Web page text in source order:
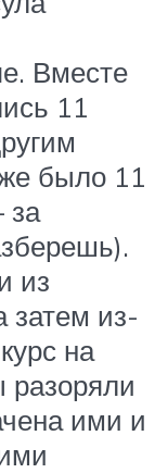
Вместе
11
было 11
за
из
затем из-
на
разоряли
ими и